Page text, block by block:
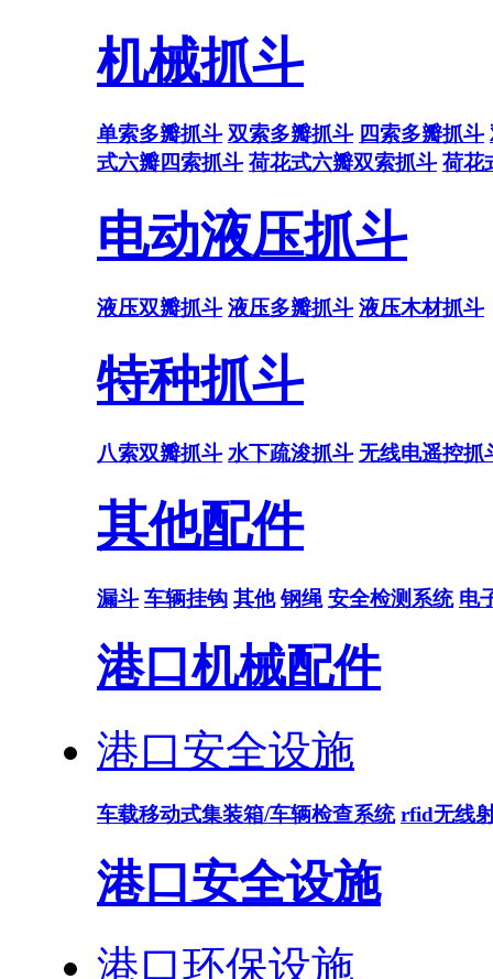
机械抓斗
单索多瓣抓斗 双索多瓣抓斗 四索多瓣抓斗
式六瓣四索抓斗 荷花式六瓣双索抓斗 荷花
电动液压抓斗
液压双瓣抓斗 液压多瓣抓斗 液压木材抓斗
特种抓斗
八索双瓣抓斗 水下疏浚抓斗 无线电遥控抓
其他配件
漏斗 车辆挂钩 其他 钢绳 安全检测系统 电
港口机械配件
港口安全设施
车载移动式集装箱/车辆检查系统 rfid无线
港口安全设施
港口环保设施